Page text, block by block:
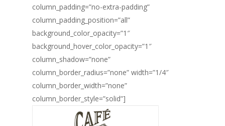
column_padding=”no-extra-padding”
column_padding_position=”all”
background_color_opacity=”1″
background_hover_color_opacity=”1″
column_shadow=”none”
column_border_radius=”none” width=”1/4″
column_border_width=”none”
column_border_style=”solid”]